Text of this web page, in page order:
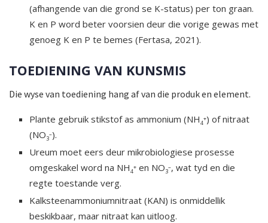
(afhangende van die grond se K-status) per ton graan.
K en P word beter voorsien deur die vorige gewas met
genoeg K en P te bemes (Fertasa, 2021).
TOEDIENING VAN KUNSMIS
Die wyse van toediening hang af van die produk en element.
Plante gebruik stikstof as ammonium (NH4
+) of nitraat
(NO3
–).
Ureum moet eers deur mikrobiologiese prosesse
omgeskakel word na NH4
+ en NO3
–, wat tyd en die
regte toestande verg.
Kalksteenammoniumnitraat (KAN) is onmiddellik
beskikbaar, maar nitraat kan uitloog.